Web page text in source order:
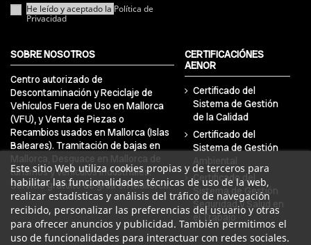
Este sitio Web utiliza cookies propias y de terceros para
habilitar las funcionalidades técnicas de uso de la web,
realizar estadísticas y análisis del tráfico de navegación
recibido, personalizar las preferencias del usuario y otras
para ofrecer anuncios y publicidad. También permitimos el
uso de funcionalidades para interactuar con redes sociales.
He leído y aceptado la Política de
Privacidad
SOBRE NOSOTROS
Centro autorizado de
Descontaminación y Reciclaje de
Vehículos Fuera de Uso en Mallorca
(VFU), y Venta de Piezas o
Recambios usados en Mallorca (Islas
Baleares). Tramitación de bajas en
Mallorca, Desguace en Mallorca de
turismos y vehículos industriales.
Servicio gratuito de grúa en Mallorca.
CERTIFICACIÓNES
AENOR
Certificado del
Sistema de Gestión
de la Calidad
Certificado del
Sistema de Gestión
Ambiental
Certificado del
Sistema de Gestión
Seguridad y Salud en
el Trabajo